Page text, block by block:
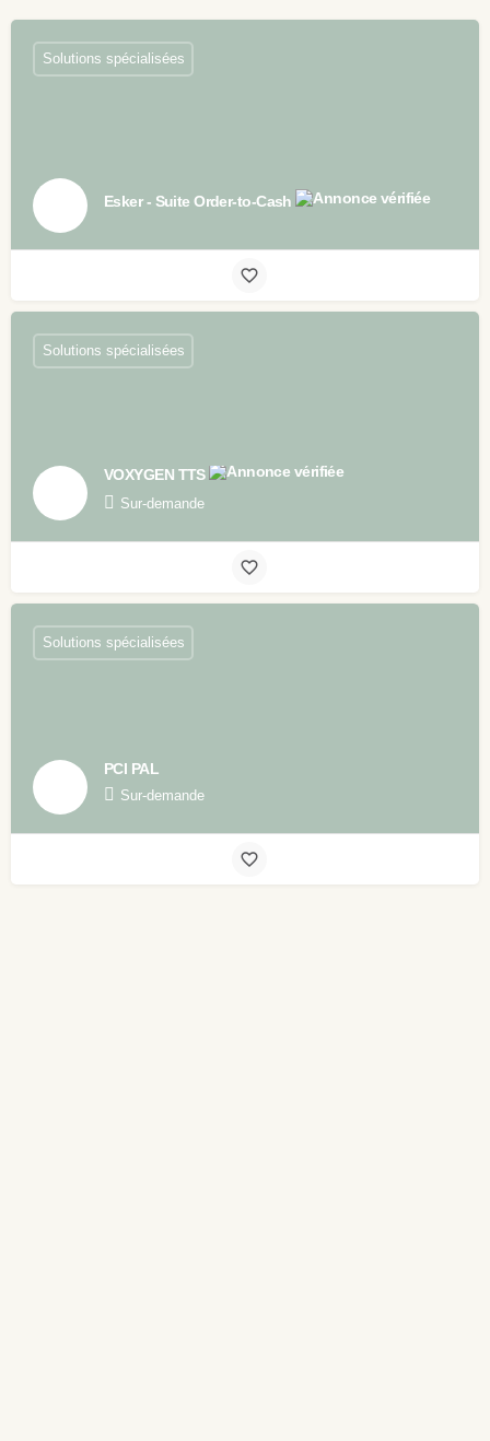
Esker - Suite Order-to-Cash
Solutions spécialisées
VOXYGEN TTS
Sur-demande
Solutions spécialisées
PCI PAL
Sur-demande
Solutions spécialisées